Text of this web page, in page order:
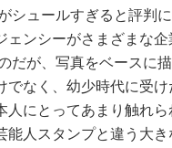
シュールすぎると評判
ンシーがさまざまな企
だが、写真をベースに
なく、幼少時代に受
人にとってあまり触れ
人スタンプと違う大